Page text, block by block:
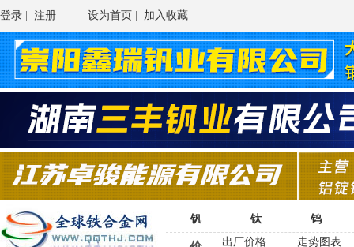
登录 注册 设为首页 加入收藏
钒 钛 钨
出厂价格
走势图表